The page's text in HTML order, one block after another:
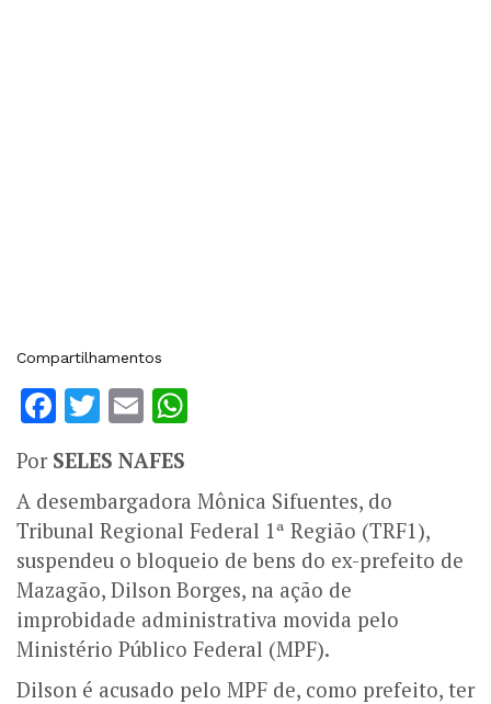
Compartilhamentos
Facebook
Twitter
Email
Por SELES NAFES
A desembargadora Mônica Sifuentes, do
Tribunal Regional Federal 1ª Região (TRF1),
suspendeu o bloqueio de bens do ex-prefeito de
Mazagão, Dilson Borges, na ação de
improbidade administrativa movida pelo
Ministério Público Federal (MPF).
Dilson é acusado pelo MPF de, como prefeito, ter